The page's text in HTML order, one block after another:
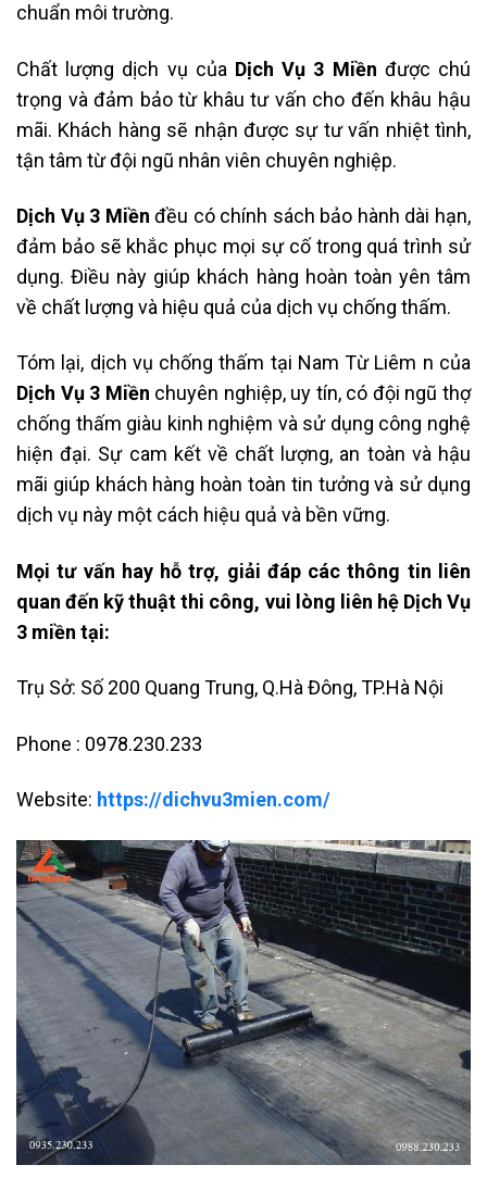
chuẩn môi trường.
Chất lượng dịch vụ của Dịch Vụ 3 Miền được chú
trọng và đảm bảo từ khâu tư vấn cho đến khâu hậu
mãi. Khách hàng sẽ nhận được sự tư vấn nhiệt tình,
tận tâm từ đội ngũ nhân viên chuyên nghiệp.
Dịch Vụ 3 Miền đều có chính sách bảo hành dài hạn,
đảm bảo sẽ khắc phục mọi sự cố trong quá trình sử
dụng. Điều này giúp khách hàng hoàn toàn yên tâm
về chất lượng và hiệu quả của dịch vụ chống thấm.
Tóm lại, dịch vụ chống thấm tại Nam Từ Liêm n của
Dịch Vụ 3 Miền chuyên nghiệp, uy tín, có đội ngũ thợ
chống thấm giàu kinh nghiệm và sử dụng công nghệ
hiện đại. Sự cam kết về chất lượng, an toàn và hậu
mãi giúp khách hàng hoàn toàn tin tưởng và sử dụng
dịch vụ này một cách hiệu quả và bền vững.
Mọi tư vấn hay hỗ trợ, giải đáp các thông tin liên
quan đến kỹ thuật thi công, vui lòng liên hệ Dịch Vụ
3 miền tại:
Trụ Sở: Số 200 Quang Trung, Q.Hà Đông, TP.Hà Nội
Phone : 0978.230.233
Website: https://dichvu3mien.com/